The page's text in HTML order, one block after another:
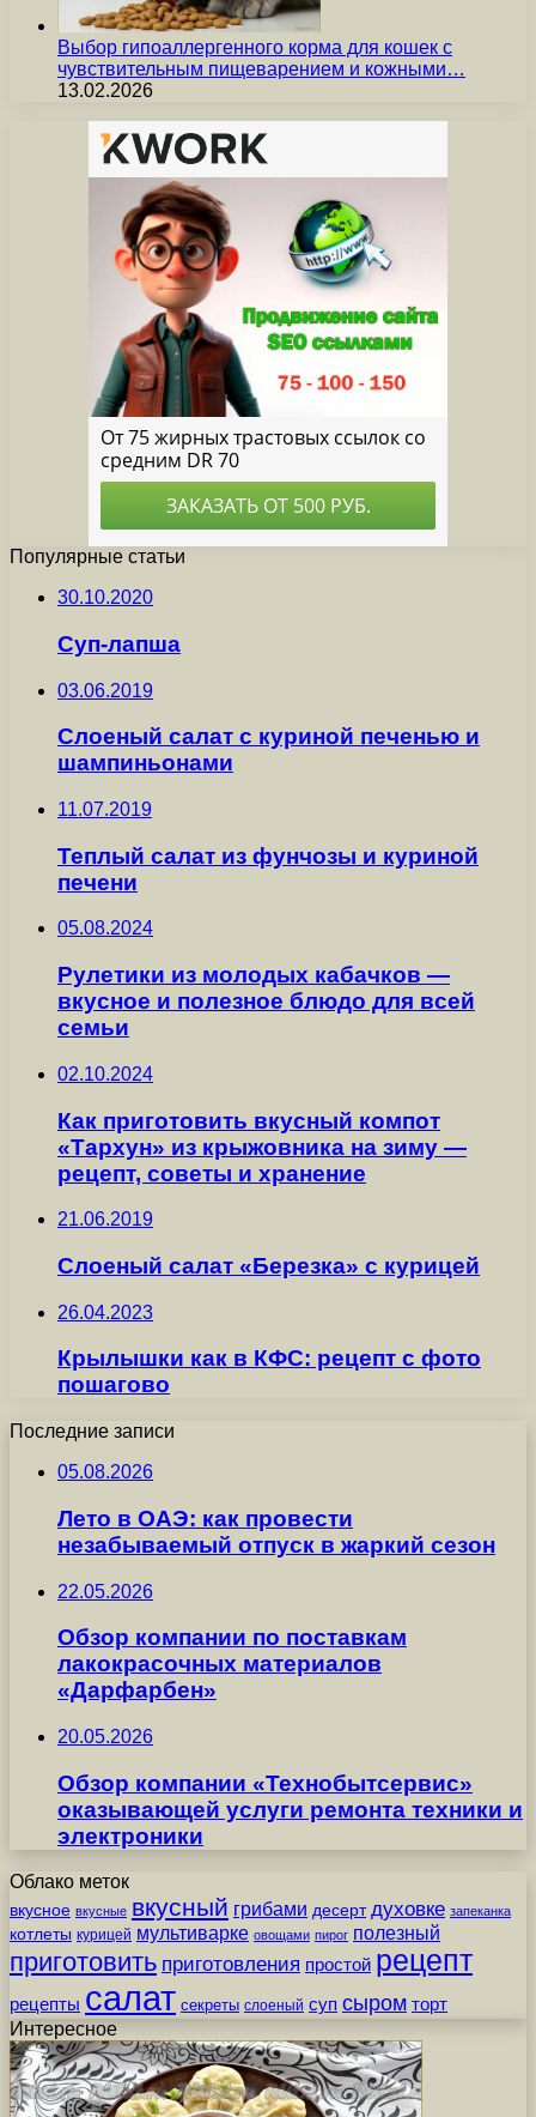
Выбор гипоаллергенного корма для кошек с
чувствительным пищеварением и кожными…
13.02.2026
Популярные статьи
30.10.2020
Суп-лапша
03.06.2019
Слоеный салат с куриной печенью и
шампиньонами
11.07.2019
Теплый салат из фунчозы и куриной
печени
05.08.2024
Рулетики из молодых кабачков —
вкусное и полезное блюдо для всей
семьи
02.10.2024
Как приготовить вкусный компот
«Тархун» из крыжовника на зиму —
рецепт, советы и хранение
21.06.2019
Слоеный салат «Березка» с курицей
26.04.2023
Крылышки как в КФС: рецепт с фото
пошагово
Последние записи
05.08.2026
Лето в ОАЭ: как провести
незабываемый отпуск в жаркий сезон
22.05.2026
Обзор компании по поставкам
лакокрасочных материалов
«Дарфарбен»
20.05.2026
Обзор компании «Технобытсервис»
оказывающей услуги ремонта техники и
электроники
Облако меток
вкусное вкусные вкусный грибами десерт духовке запеканка
котлеты курицей мультиварке овощами пирог полезный
приготовить приготовления простой рецепт
рецепты салат секреты слоеный суп сыром торт
Интересное